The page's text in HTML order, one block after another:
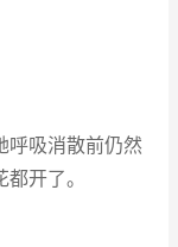
呼吸消散前仍然
开了。